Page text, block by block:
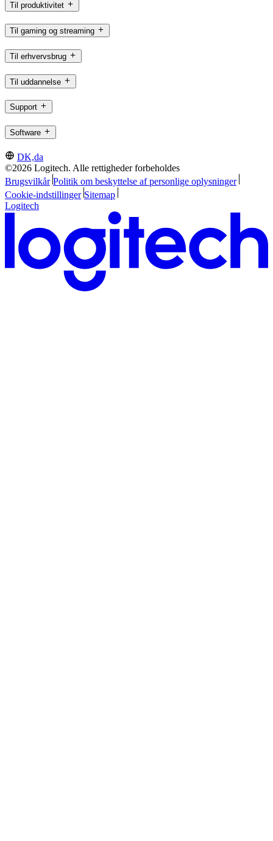
Til produktivitet
Til gaming og streaming
Til erhvervsbrug
Til uddannelse
Support
Software
DK,da
©2026 Logitech. Alle rettigheder forbeholdes
Brugsvilkår Politik om beskyttelse af personlige oplysninger
Cookie-indstillinger Sitemap
Logitech